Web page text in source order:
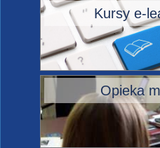
Kursy e-
Opieka